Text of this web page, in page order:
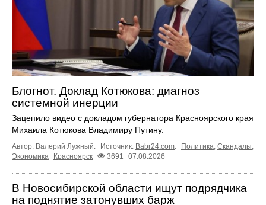
Блогнот. Доклад Котюкова: диагноз
системной инерции
Зацепило видео с докладом губернатора Красноярского края
Михаила Котюкова Владимиру Путину.
Автор: Валерий Лужный. Источник: Babr24.com. Политика, Скандалы,
Экономика
Красноярск 3691 07.08.2026
В Новосибирской области ищут подрядчика
на поднятие затонувших барж